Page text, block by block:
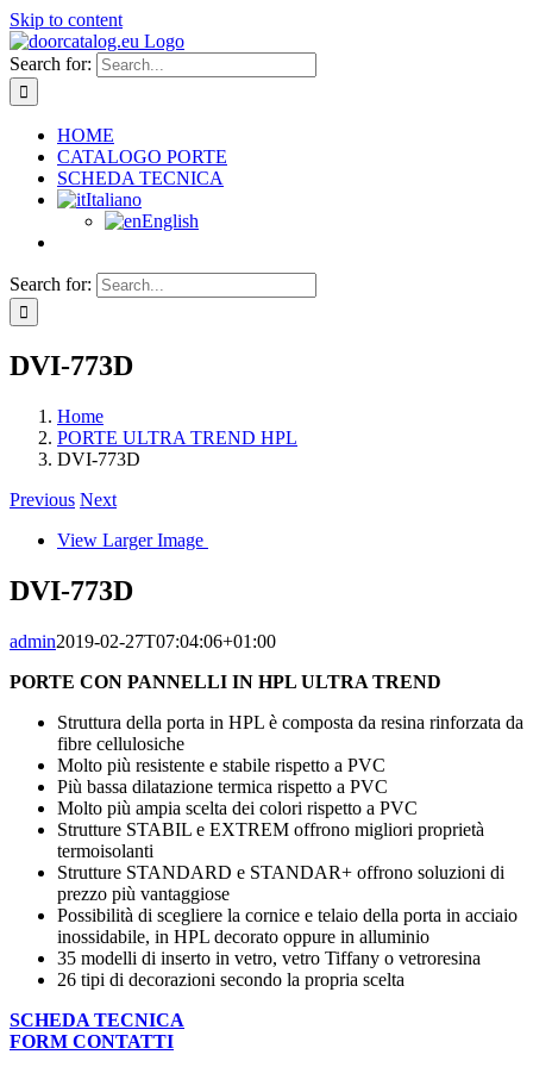
Skip to content
Search for:
HOME
CATALOGO PORTE
SCHEDA TECNICA
Italiano
English
Search for:
DVI-773D
Home
PORTE ULTRA TREND HPL
DVI-773D
Previous Next
View Larger Image
DVI-773D
admin2019-02-27T07:04:06+01:00
PORTE CON PANNELLI IN HPL ULTRA TREND
Struttura della porta in HPL è composta da resina rinforzata da
fibre cellulosiche
Molto più resistente e stabile rispetto a PVC
Più bassa dilatazione termica rispetto a PVC
Molto più ampia scelta dei colori rispetto a PVC
Strutture STABIL e EXTREM offrono migliori proprietà
termoisolanti
Strutture STANDARD e STANDAR+ offrono soluzioni di
prezzo più vantaggiose
Possibilità di scegliere la cornice e telaio della porta in acciaio
inossidabile, in HPL decorato oppure in alluminio
35 modelli di inserto in vetro, vetro Tiffany o vetroresina
26 tipi di decorazioni secondo la propria scelta
SCHEDA TECNICA
FORM CONTATTI